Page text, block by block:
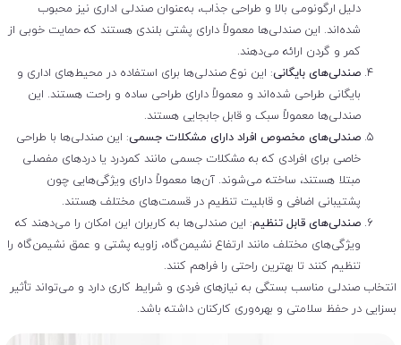
دلیل ارگونومی بالا و طراحی جذاب، به‌عنوان صندلی اداری نیز محبوب
شده‌اند. این صندلی‌ها معمولاً دارای پشتی بلندی هستند که حمایت خوبی از
کمر و گردن ارائه می‌دهند.
صندلی‌های بایگانی: این نوع صندلی‌ها برای استفاده در محیط‌های اداری و
بایگانی طراحی شده‌اند و معمولاً دارای طراحی ساده و راحت هستند. این
صندلی‌ها معمولاً سبک و قابل جابجایی هستند.
صندلی‌های مخصوص افراد دارای مشکلات جسمی: این صندلی‌ها با طراحی
خاصی برای افرادی که به مشکلات جسمی مانند کمردرد یا دردهای مفصلی
مبتلا هستند، ساخته می‌شوند. آن‌ها معمولاً دارای ویژگی‌هایی چون
پشتیبانی اضافی و قابلیت تنظیم در قسمت‌های مختلف هستند.
صندلی‌های قابل تنظیم: این صندلی‌ها به کاربران این امکان را می‌دهند که
ویژگی‌های مختلف مانند ارتفاع نشیمن‌گاه، زاویه پشتی و عمق نشیمن‌گاه را
تنظیم کنند تا بهترین راحتی را فراهم کنند.
انتخاب صندلی مناسب بستگی به نیازهای فردی و شرایط کاری دارد و می‌تواند تأثیر
بسزایی در حفظ سلامتی و بهره‌وری کارکنان داشته باشد.